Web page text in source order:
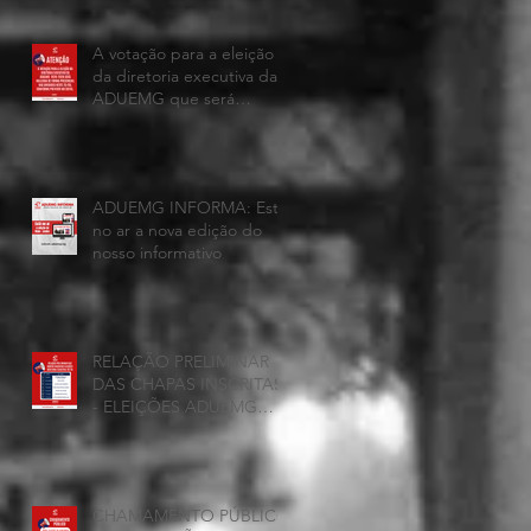
A votação para a eleição
da diretoria executiva da
ADUEMG que será
realizada hoje, 25 de
ADUEMG INFORMA: Esta
no ar a nova edição do
nosso informativo
RELAÇÃO PRELIMINAR
DAS CHAPAS INSCRITAS
- ELEIÇÕES ADUEMG
CHAMAMENTO PÚBLICO